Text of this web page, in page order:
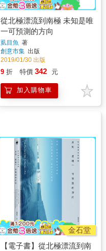
從北極漂流到南極 未知是唯
一可預測的方向
虱目魚 著
創意市集 出版
2019/01/30 出版
9 折 特價 342 元
加入購物車
金石堂
【電子書】從北極漂流到南